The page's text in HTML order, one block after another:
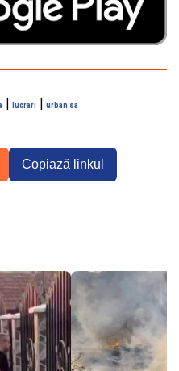
| lucrari | urban sa
Copiază linkul